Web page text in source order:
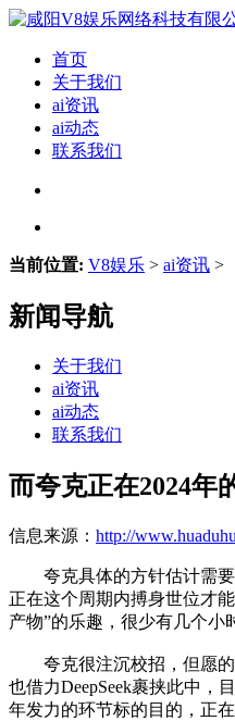
首页
关于我们
ai资讯
ai动态
联系我们
当前位置: V8娱乐 > ai资讯 >
新闻导航
关于我们
ai资讯
ai动态
联系我们
而夸克正在2024年
信息来源： http://
夸克具体的方针估计需要
正在这个周期内搏身世位才
产物”的乐趣，很少有几个小
夸克很注沉校招，但愿的
也借力DeepSeek裹挟此中，
年发力的环节标的目的，正